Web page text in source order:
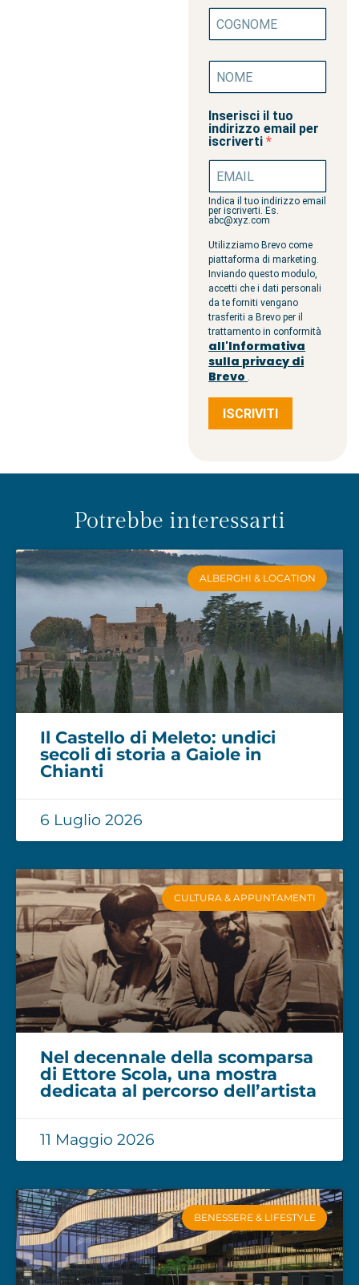
Inserisci il tuo
indirizzo email per
iscriverti
Indica il tuo indirizzo email
per iscriverti. Es.
abc@xyz.com
Utilizziamo Brevo come
piattaforma di marketing.
Inviando questo modulo,
accetti che i dati personali
da te forniti vengano
trasferiti a Brevo per il
trattamento in conformità
all'Informativa
sulla privacy di
Brevo .
ISCRIVITI
Potrebbe interessarti
ALBERGHI & LOCATION
Il Castello di Meleto: undici
secoli di storia a Gaiole in
Chianti
6 Luglio 2026
CULTURA & APPUNTAMENTI
Nel decennale della scomparsa
di Ettore Scola, una mostra
dedicata al percorso dell’artista
11 Maggio 2026
BENESSERE & LIFESTYLE